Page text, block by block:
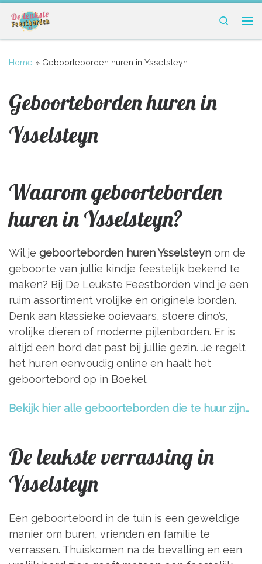
Ga naar inhoud
Search
Home » Geboorteborden huren in Ysselsteyn
Geboorteborden huren in
Ysselsteyn
Waarom geboorteborden
huren in Ysselsteyn?
Wil je geboorteborden huren Ysselsteyn om de
geboorte van jullie kindje feestelijk bekend te
maken? Bij De Leukste Feestborden vind je een
ruim assortiment vrolijke en originele borden.
Denk aan klassieke ooievaars, stoere dino’s,
vrolijke dieren of moderne pijlenborden. Er is
altijd een bord dat past bij jullie gezin. Je regelt
het huren eenvoudig online en haalt het
geboortebord op in Boekel.
Bekijk hier alle geboorteborden die te huur zijn…
De leukste verrassing in
Ysselsteyn
Een geboortebord in de tuin is een geweldige
manier om buren, vrienden en familie te
verrassen. Thuiskomen na de bevalling en een